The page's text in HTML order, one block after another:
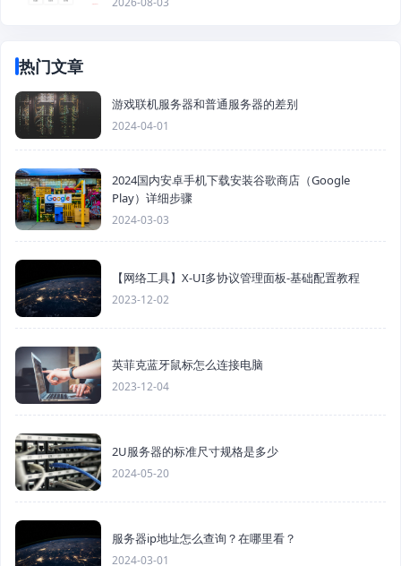
热门文章
游戏联机服务器和普通服务器的差别
2024-04-01
2024国内安卓手机下载安装谷歌商店（Google
Play）详细步骤
2024-03-03
【网络工具】X-UI多协议管理面板-基础配置教程
2023-12-02
英菲克蓝牙鼠标怎么连接电脑
2023-12-04
2U服务器的标准尺寸规格是多少
2024-05-20
服务器ip地址怎么查询？在哪里看？
2024-03-01